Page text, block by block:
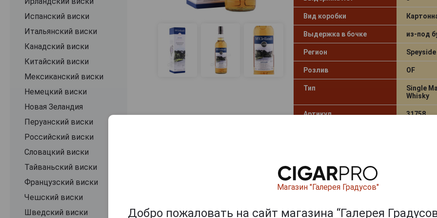
Braeval
Brollachan
Brora
Bruichladdich
Buchanans Master
Bunnahabhain
Burnside
Burnt Ends
Caisteal Chamuis
Canmore
Caol Ila
Caperdonich
Cardhu
Cattos
Испанский виски
Итальянский виски
Канадский виски
Китайский виски
Мексиканский виски
Немецкий виски
Новая Зеландия
Перуанский виски
Российский виски
Словацкий виски
Тайваньский виски
Французский виски
Чешский виски
Шведский виски
Вид коробки
Выдержка в бочке из-под
Регион Speyside
Розлив OF
Тип
Single
Whisky
Артикул 31758
McClellands Lowland Виски
Магазин "Галерея Градусов"
Добро пожаловать на сайт магазина “Галерея